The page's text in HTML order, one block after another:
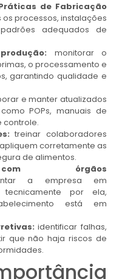
de Fabricação
processos, instalações
adequados de
monitorar o
o processamento e
garantindo qualidade e
e manter atualizados
POPs, manuais de
controle.
treinar colaboradores
corretamente as
de alimentos.
órgãos
a empresa em
por ela,
está em
identificar falhas,
que não haja riscos de